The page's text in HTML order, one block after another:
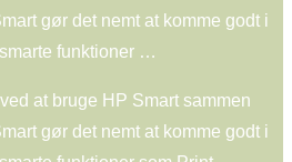
gør det nemt at komme godt i
funktioner …
at bruge HP Smart sammen
gør det nemt at komme godt i